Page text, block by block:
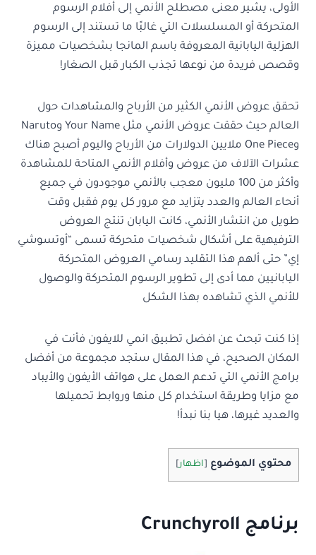
الأولى، يشير معنى مصطلح الأنمي إلى أفلام الرسوم
المتحركة أو المسلسلات التي غالبًا ما تستند إلى الرسوم
الهزلية اليابانية المعروفة باسم المانجا بشخصيات مميزة
وقصص فريدة من نوعها تجذب الكبار قبل الصغار!
تحقق عروض الأنمي الكثير من الأرباح والمشاهدات حول
العالم حيث حققت عروض الأنمي مثل Your Name وNaruto
وOne Piece ملايين الدولارات من الأرباح واليوم أصبح هناك
عشرات الآلاف من عروض وأفلام الأنمي المتاحة للمشاهدة
وأكثر من 100 مليون معجب بالأنمي موجودون في جميع
أنحاء العالم والعدد يتزايد مع مرور كل يوم فقبل وقت
طويل من انتشار الأنمي، كانت اليابان تنتج العروض
الترفيهية على أشكال شخصيات متحركة تسمى “أوتسوشي
إي” حتى ألهم هذا التقليد رسامي العروض المتحركة
اليابانيين مما أدى إلى تطوير الرسوم المتحركة والوصول
للأنمي الذي تشاهده بهذا الشكل
إذا كنت تبحث عن افضل تطبيق انمي للايفون فأنت في
المكان الصحيح، في هذا المقال ستجد مجموعة من أفضل
برامج الأنمي التي تدعم العمل على هواتف الأيفون والأيباد
مع مزايا وطريقة استخدام كل منها وروابط تحميلها
والعديد غيرها، هيا بنا نبدأ!
محتوي الموضوع [اظهار]
برنامج Crunchyroll